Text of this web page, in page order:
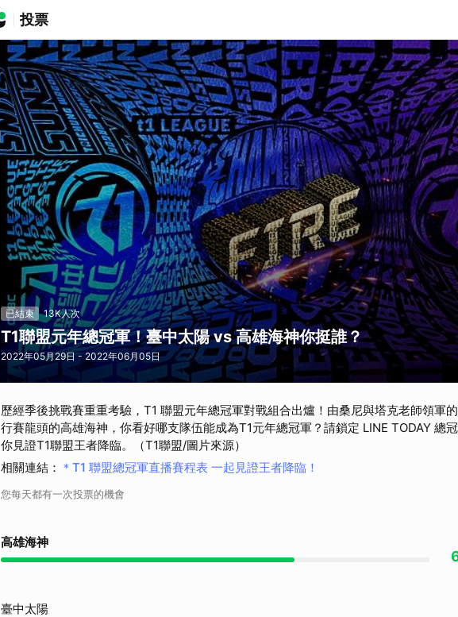
投票
已結束 13K人次
T1聯盟元年總冠軍！臺中太陽 vs 高雄海神你挺誰？
2022年05月29日 - 2022年06月05日
歷經季後挑戰賽重重考驗，T1 聯盟元年總冠軍對戰組合出爐！由桑尼與塔克老師領軍
行賽龍頭的高雄海神，你看好哪支隊伍能成為T1元年總冠軍？請鎖定 LINE TODAY 總
你見證T1聯盟王者降臨。（T1聯盟/圖片來源）
相關連結 ： ＊T1 聯盟總冠軍直播賽程表 一起見證王者降臨！
您每天都有一次投票的機會
高雄海神
臺中太陽